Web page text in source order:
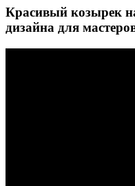
Красивый козырек
дизайна для